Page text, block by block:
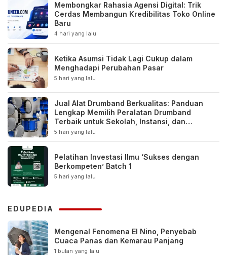
Membongkar Rahasia Agensi Digital: Trik
Cerdas Membangun Kredibilitas Toko Online
Baru
4 hari yang lalu
Ketika Asumsi Tidak Lagi Cukup dalam
Menghadapi Perubahan Pasar
5 hari yang lalu
Jual Alat Drumband Berkualitas: Panduan
Lengkap Memilih Peralatan Drumband
Terbaik untuk Sekolah, Instansi, dan
Komunitas
5 hari yang lalu
Pelatihan Investasi Ilmu ‘Sukses dengan
Berkompeten’ Batch 1
5 hari yang lalu
EDUPEDIA
Mengenal Fenomena El Nino, Penyebab
Cuaca Panas dan Kemarau Panjang
1 bulan yang lalu